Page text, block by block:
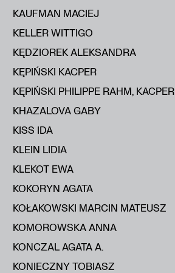
KAUFMAN MACIEJ
KELLER WITTIGO
KĘDZIOREK ALEKSANDRA
KĘPIŃSKI KACPER
KĘPIŃSKI PHILIPPE RAHM, KACPER
KHAZALOVA GABY
KISS IDA
KLEIN LIDIA
KLEKOT EWA
KOKORYN AGATA
KOŁAKOWSKI MARCIN MATEUSZ
KOMOROWSKA ANNA
KONCZAL AGATA A.
KONIECZNY TOBIASZ